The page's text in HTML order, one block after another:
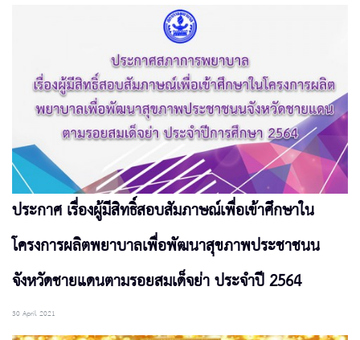
ประกาศ เรื่องผู้มีสิทธิ์สอบสัมภาษณ์เพื่อเข้าศึกษาใน
โครงการผลิตพยาบาลเพื่อพัฒนาสุขภาพประชาชนน
จังหวัดชายแดนตามรอยสมเด็จย่า ประจำปี 2564
30 April 2021